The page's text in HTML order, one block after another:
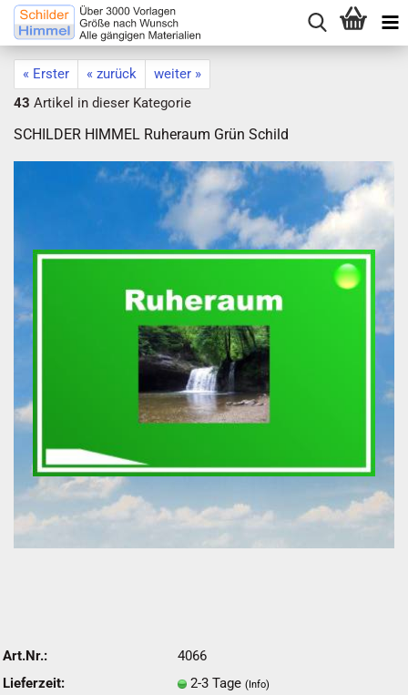
« Erster « zurück
weiter »
43 Artikel in dieser Kategorie
SCHILDER HIMMEL Ruheraum Grün Schild
Art.Nr.:
4066
Lieferzeit:
2-3 Tage (Info)